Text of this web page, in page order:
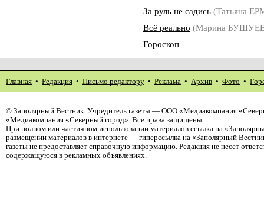
За руль не садись (Татьяна
Всё реально (Марина
Гороскоп
Главная • Редакция • Письмо редактору • Реклама • Архив • Фото •
© Заполярный Вестник. Учредитель газеты — ООО «Медиакомпания
«Медиакомпания «Северный город». Все права защищены.
При полном или частичном использовании материалов ссылка на
размещении материалов в интернете — гиперссылка на «Заполярный
газеты не предоставляет справочную информацию. Редакция не несет
содержащуюся в рекламных объявлениях.